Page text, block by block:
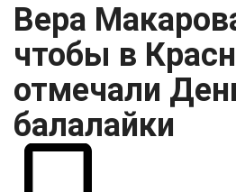
Вера
чтобы в
отмечали
балалайки